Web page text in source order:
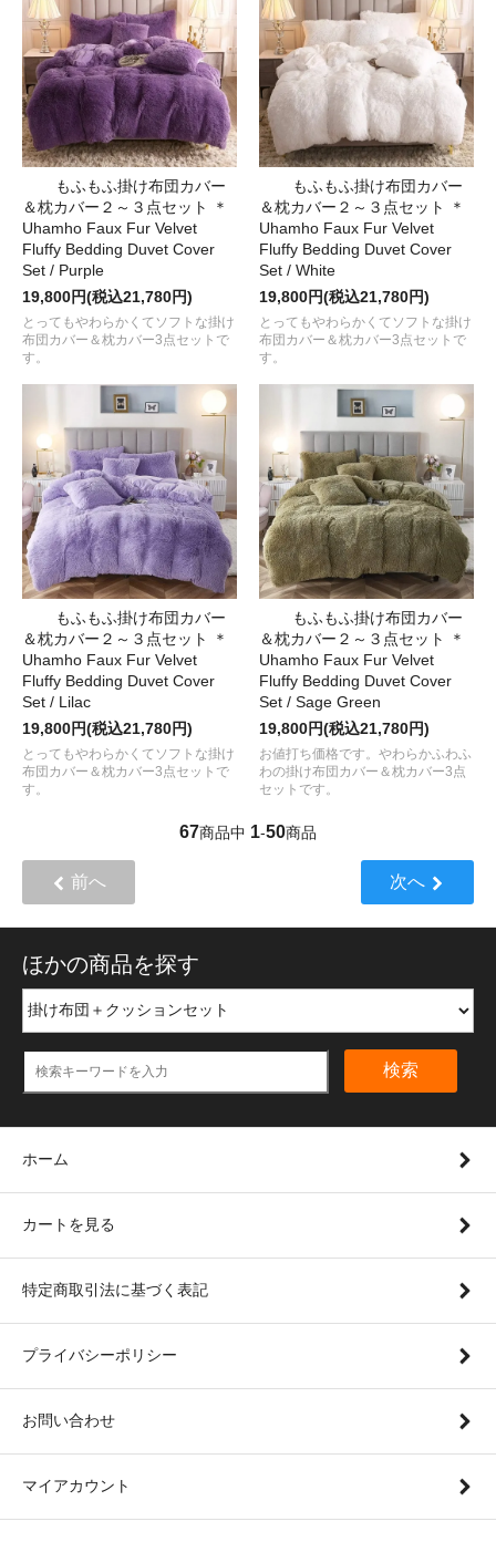
もふもふ掛け布団カバー
＆枕カバー２～３点セット ＊
Uhamho Faux Fur Velvet
Fluffy Bedding Duvet Cover
Set / Purple
19,800円(税込21,780円)
とってもやわらかくてソフトな掛け
布団カバー＆枕カバー3点セットで
す。
もふもふ掛け布団カバー
＆枕カバー２～３点セット ＊
Uhamho Faux Fur Velvet
Fluffy Bedding Duvet Cover
Set / White
19,800円(税込21,780円)
とってもやわらかくてソフトな掛け
布団カバー＆枕カバー3点セットで
す。
もふもふ掛け布団カバー
＆枕カバー２～３点セット ＊
Uhamho Faux Fur Velvet
Fluffy Bedding Duvet Cover
Set / Lilac
19,800円(税込21,780円)
とってもやわらかくてソフトな掛け
布団カバー＆枕カバー3点セットで
す。
もふもふ掛け布団カバー
＆枕カバー２～３点セット ＊
Uhamho Faux Fur Velvet
Fluffy Bedding Duvet Cover
Set / Sage Green
19,800円(税込21,780円)
お値打ち価格です。やわらかふわふ
わの掛け布団カバー＆枕カバー3点
セットです。
67商品中 1-50商品
前へ 次へ
ほかの商品を探す
検索
ホーム
カートを見る
特定商取引法に基づく表記
プライバシーポリシー
お問い合わせ
マイアカウント